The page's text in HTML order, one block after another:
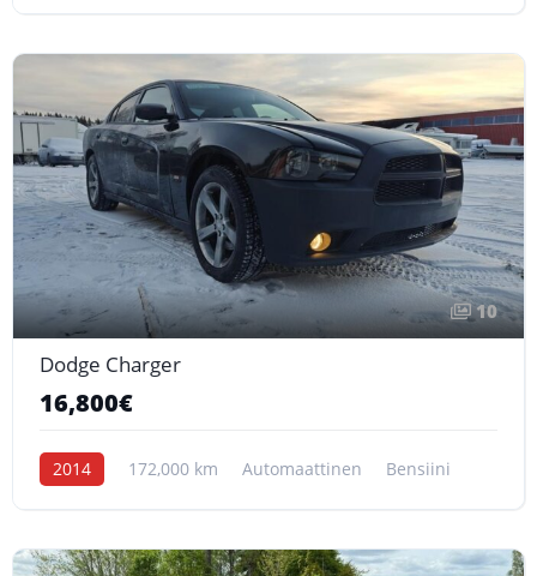
10
Dodge Charger
16,800€
2014 172,000 km Automaattinen Bensiini